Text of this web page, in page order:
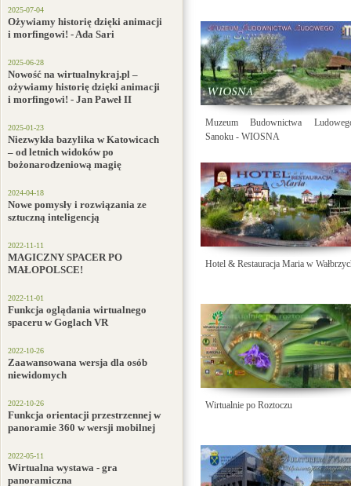
2025-07-04
Ożywiamy historię dzięki animacji
i morfingowi! - Ada Sari
2025-06-28
Nowość na wirtualnykraj.pl –
ożywiamy historię dzięki animacji
i morfingowi! - Jan Paweł II
2025-01-23
Niezwykła bazylika w Katowicach
– od letnich widoków po
bożonarodzeniową magię
2024-04-18
Nowe pomysły i rozwiązania ze
sztuczną inteligencją
2022-11-11
MAGICZNY SPACER PO
MAŁOPOLSCE!
2022-11-01
Funkcja oglądania wirtualnego
spaceru w Goglach VR
2022-10-26
Zaawansowana wersja dla osób
niewidomych
2022-10-26
Funkcja orientacji przestrzennej w
panoramie 360 w wersji mobilnej
2022-05-11
Wirtualna wystawa - gra
panoramiczna
Muzeum Budownictwa
Sanoku - WIOSNA
Hotel & Restauracja Maria w
Wirtualnie po Roztoczu